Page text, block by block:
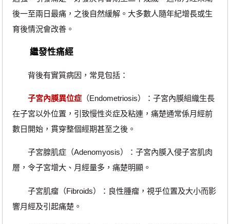
後一至兩日最痛，之後自然緩解。大多數人隨年紀增長或生
育後情況會改善。
繼發性痛經
背後有實質病因，常見包括：
子宮內膜異位症（Endometriosis）：子宮內膜組織生長
在子宮以外位置，引致慢性炎症及粘連，痛楚通常係月經前
數日開始，貫穿整個經期甚至之後。
子宮腺肌症（Adenomyosis）：子宮內膜入侵子宮肌肉
層，令子宮增大、月經量多，痛楚明顯。
子宮肌瘤（Fibroids）：良性腫瘤，視乎位置及大小而影
響月經及引起痛楚。